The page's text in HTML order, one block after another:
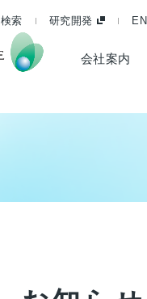
検索 研究開発 EN
会社案内